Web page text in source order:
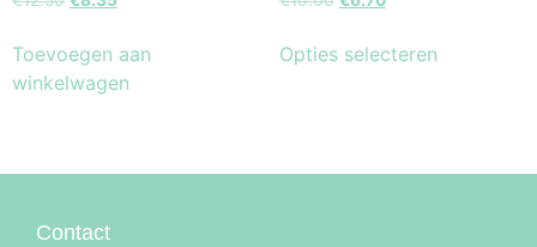
Toevoegen aan
winkelwagen
Opties selecteren
Contact